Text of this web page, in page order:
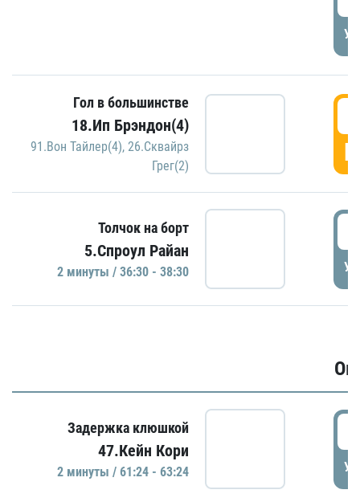
Гол в большинстве
18.Ип Брэндон(4)
91.Вон Тайлер(4), 26.Сквайрз
Грег(2)
Толчок на борт
5.Спроул Райан
2 минуты / 36:30 - 38:30
Задержка клюшкой
47.Кейн Кори
2 минуты / 61:24 - 63:24